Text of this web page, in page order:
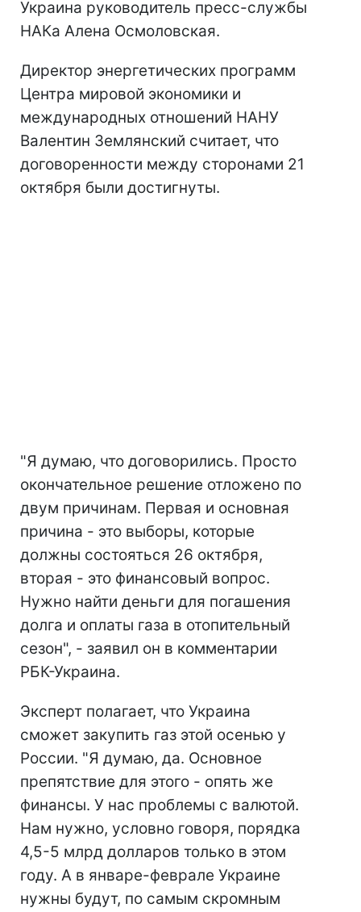
Украина руководитель пресс-службы
НАКа Алена Осмоловская.
Директор энергетических программ
Центра мировой экономики и
международных отношений НАНУ
Валентин Землянский считает, что
договоренности между сторонами 21
октября были достигнуты.
"Я думаю, что договорились. Просто
окончательное решение отложено по
двум причинам. Первая и основная
причина - это выборы, которые
должны состояться 26 октября,
вторая - это финансовый вопрос.
Нужно найти деньги для погашения
долга и оплаты газа в отопительный
сезон", - заявил он в комментарии
РБК-Украина.
Эксперт полагает, что Украина
сможет закупить газ этой осенью у
России. "Я думаю, да. Основное
препятствие для этого - опять же
финансы. У нас проблемы с валютой.
Нам нужно, условно говоря, порядка
4,5-5 млрд долларов только в этом
году. А в январе-феврале Украине
нужны будут, по самым скромным